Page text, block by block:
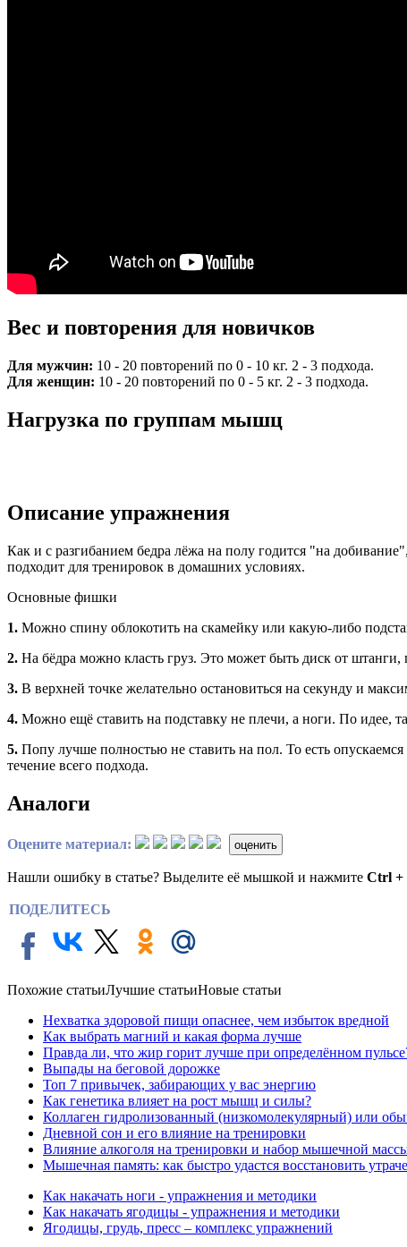
Вес и повторения для новичков
Для мужчин: 10 - 20 повторений по 0 - 10 кг. 2 - 3 подхода.
Для женщин: 10 - 20 повторений по 0 - 5 кг. 2 - 3 подхода.
Нагрузка по группам мышц
Описание упражнения
Как и с разгибанием бедра лёжа на полу годится "на
подходит для тренировок в домашних условиях.
Основные фишки
1. Можно спину облокотить на скамейку или какую-либо
2. На бёдра можно класть груз. Это может быть диск от
3. В верхней точке желательно остановиться на секунду и
4. Можно ещё ставить на подставку не плечи, а ноги. По идее,
5. Попу лучше полностью не ставить на пол. То есть
течение всего подхода.
Аналоги
Оцените материал: оценить
Нашли ошибку в статье? Выделите её мышкой и нажмите Ctrl +
ПОДЕЛИТЕСЬ
Похожие статьиЛучшие статьиНовые статьи
Нехватка здоровой пищи опаснее, чем избыток вредной
Как выбрать магний и какая форма лучше
Правда ли, что жир горит лучше при определённом
Выпады на беговой дорожке
Топ 7 привычек, забирающих у вас энергию
Как генетика влияет на рост мышц и силы?
Коллаген гидролизованный (низкомолекулярный) или
Дневной сон и его влияние на тренировки
Влияние алкоголя на тренировки и набор мышечной
Мышечная память: как быстро удастся восстановить
Как накачать ноги - упражнения и методики
Как накачать ягодицы - упражнения и методики
Ягодицы, грудь, пресс – комплекс упражнений